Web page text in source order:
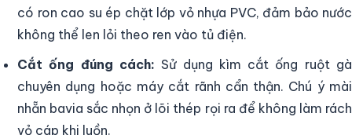
có ron cao su ép chặt lớp vỏ nhựa PVC, đảm bảo nước
không thể len lỏi theo ren vào tủ điện.
Cắt ống đúng cách: Sử dụng kìm cắt ống ruột gà
chuyên dụng hoặc máy cắt rãnh cẩn thận. Chú ý mài
nhẵn bavia sắc nhọn ở lõi thép rọi ra để không làm rách
vỏ cáp khi luồn.